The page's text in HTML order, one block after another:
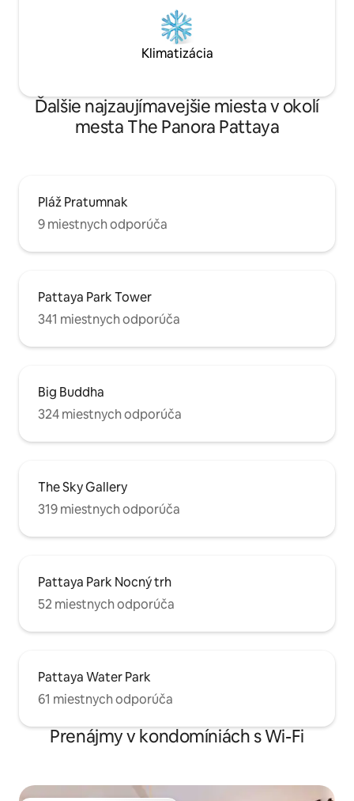
veľa miesta na jedenie, pitie a zábavu.
Klimatizácia
Ďalšie najzaujímavejšie miesta v okolí
mesta The Panora Pattaya
Pláž Pratumnak
9 miestnych odporúča
Pattaya Park Tower
341 miestnych odporúča
Big Buddha
324 miestnych odporúča
The Sky Gallery
319 miestnych odporúča
Pattaya Park Nocný trh
52 miestnych odporúča
Pattaya Water Park
61 miestnych odporúča
Prenájmy v kondomíniách s Wi-Fi